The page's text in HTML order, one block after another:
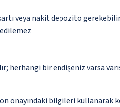
veya nakit depozito gerekebilir
bir endişeniz varsa
onayındaki bilgileri kullanarak